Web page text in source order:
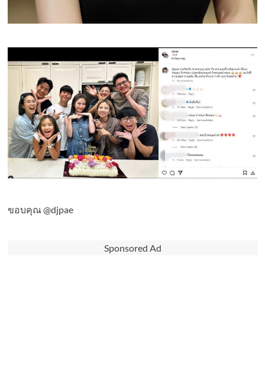
ขอบคุณ @djpae
Sponsored Ad